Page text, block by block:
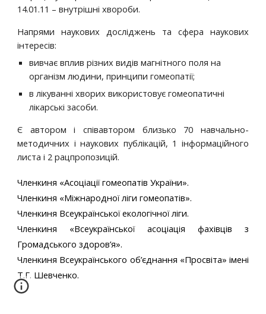
14.01.11 – внутрішні хвороби.
Напрями наукових досліджень та сфера наукових
інтересів:
вивчає вплив різних видів магнітного поля на
організм людини, принципи гомеопатії;
в лікуванні хворих використовує гомеопатичні
лікарські засоби.
Є автором і співавтором близько 70 навчально-
методичних і наукових публікацій, 1 інформаційного
листа і 2 рацпропозицій.
Членкиня «Aсоціації гомеопатів України».
Членкиня «Міжнародної ліги гомеопатів».
Членкиня Всеукраїнської екологічної ліги.
Членкиня «Всеукраїнської асоціація фахівців з
Громадського здоров’я».
Членкиня Всеукраїнського об’єднання «Просвіта» імені
Т.Г. Шевченко.